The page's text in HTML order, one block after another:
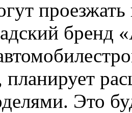
бренд
планирует
Это